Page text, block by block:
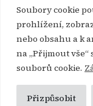
Soubory cookie
prohlížení,
nebo obsahu a k
na „Přijmout
souborů cookie.
Přizpůsobit
OBCHODNÍ